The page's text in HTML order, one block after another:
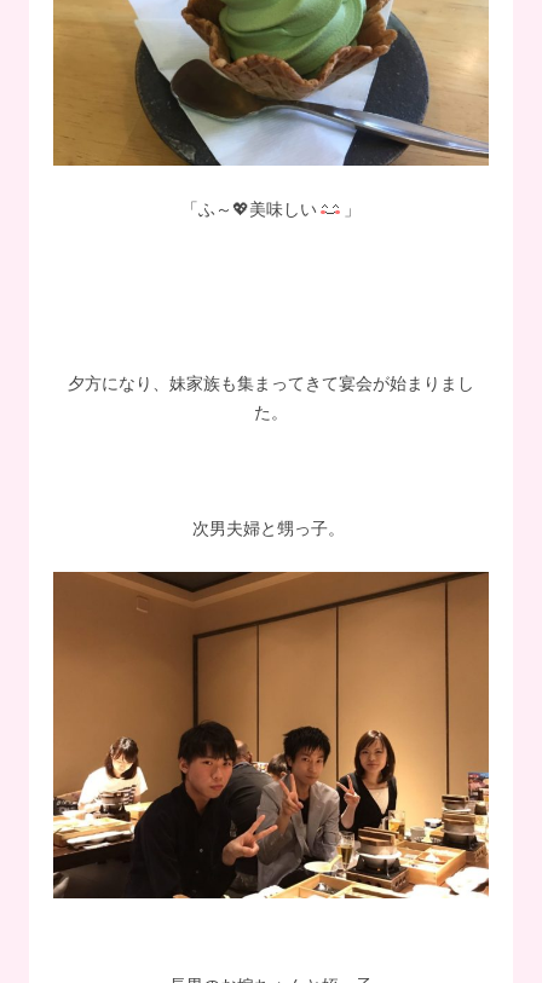
「ふ～💖美味しい 」
夕方になり、妹家族も集まってきて宴会が始まりまし
た。
次男夫婦と甥っ子。